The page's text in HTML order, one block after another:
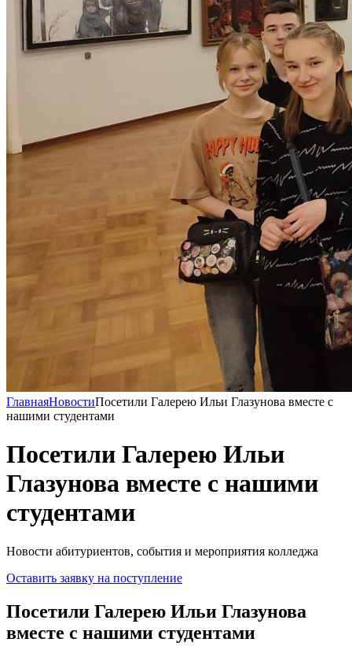
ГлавнаяНовостиПосетили Галерею Ильи Глазунова вместе с
нашими студентами
Посетили Галерею Ильи
Глазунова вместе с нашими
студентами
Новости абитуриентов, события и мероприятия колледжа
Оставить заявку на поступление
Посетили Галерею Ильи Глазунова
вместе с нашими студентами